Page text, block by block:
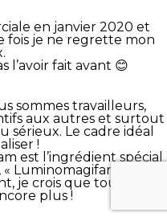
en janvier 2020 et
fois je ne regrette mon
l’avoir fait avant 😊
sommes travailleurs,
aux autres et surtout
sérieux. Le cadre idéal
!
est l’ingrédient spécial
Luminomagifantastic » !
je crois que tout est
plus !